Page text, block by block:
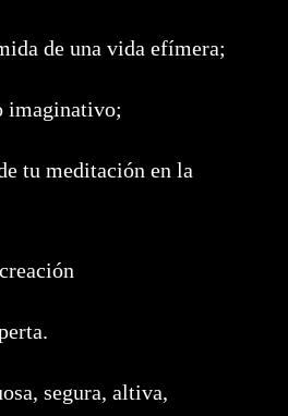
de una vida efímera;
imaginativo;
tu meditación en la
segura, altiva,